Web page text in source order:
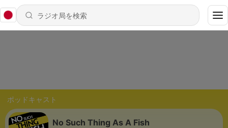
ポッドキャスト
No Such Thing As A Fish